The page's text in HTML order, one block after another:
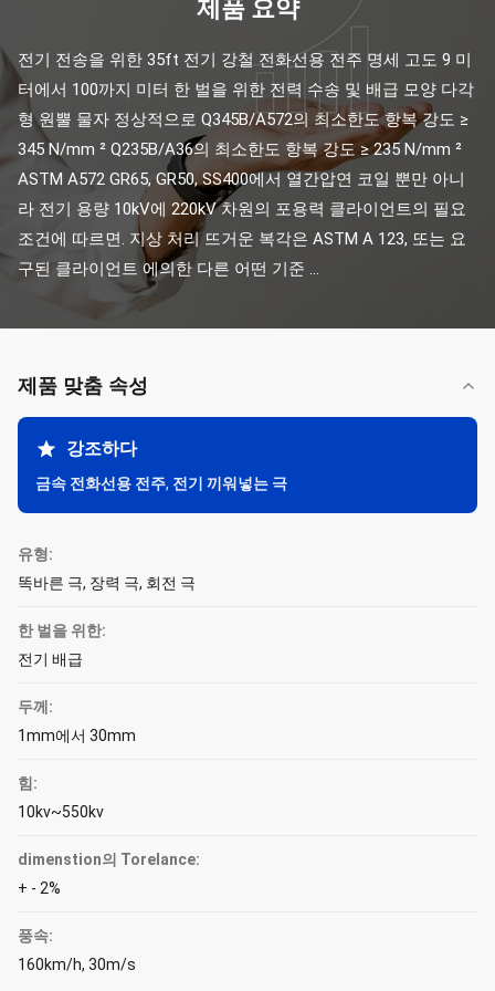
제품 요약
전기 전송을 위한 35ft 전기 강철 전화선용 전주 명세 고도 9 미
터에서 100까지 미터 한 벌을 위한 전력 수송 및 배급 모양 다각
형 원뿔 물자 정상적으로 Q345B/A572의 최소한도 항복 강도 ≥
345 N/mm ² Q235B/A36의 최소한도 항복 강도 ≥ 235 N/mm ²
ASTM A572 GR65, GR50, SS400에서 열간압연 코일 뿐만 아니
라 전기 용량 10kV에 220kV 차원의 포용력 클라이언트의 필요
조건에 따르면. 지상 처리 뜨거운 복각은 ASTM A 123, 또는 요
구된 클라이언트 에의한 다른 어떤 기준 ...
제품 맞춤 속성
강조하다
금속 전화선용 전주, 전기 끼워넣는 극
유형:
똑바른 극, 장력 극, 회전 극
한 벌을 위한:
전기 배급
두께:
1mm에서 30mm
힘:
10kv~550kv
dimenstion의 Torelance:
+ - 2%
풍속:
160km/h, 30m/s